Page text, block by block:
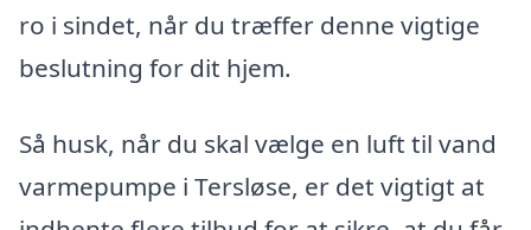
ro i sindet, når du træffer denne vigtige
beslutning for dit hjem.
Så husk, når du skal vælge en luft til vand
varmepumpe i Tersløse, er det vigtigt at